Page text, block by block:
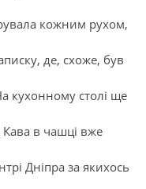
кожним рухом,
де, схоже, був
кухонному столі ще
в чашці вже
Дніпра за якихось